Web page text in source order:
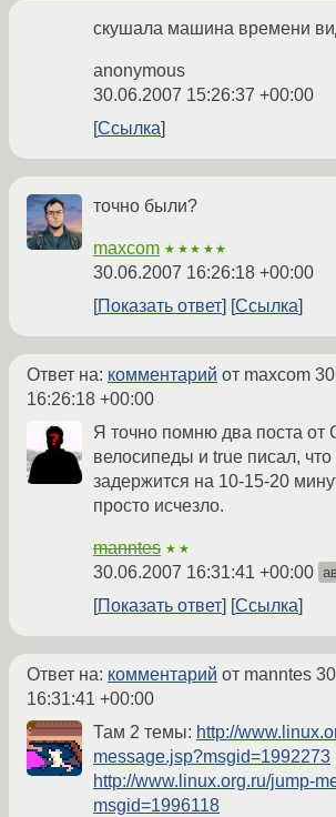
скушала машина времени
anonymous
30.06.2007 15:26:37 +00:00
Ссылка
точно были?
maxcom ★★★★★
30.06.2007 16:26:18 +00:00
Показать ответ
Ссылка
Ответ на: комментарий от maxcom
16:26:18 +00:00
Я точно помню два поста от
велосипеды и true писал, что
задержится на 10-15-20
просто исчезло.
manntes ★★
30.06.2007 16:31:41 +00:00
Показать ответ Ссылка
Ответ на: комментарий от manntes
16:31:41 +00:00
Там 2 темы: http://
message.jsp?msgid=1992273
http://www.linux.org.ru/jump-
msgid=1996118